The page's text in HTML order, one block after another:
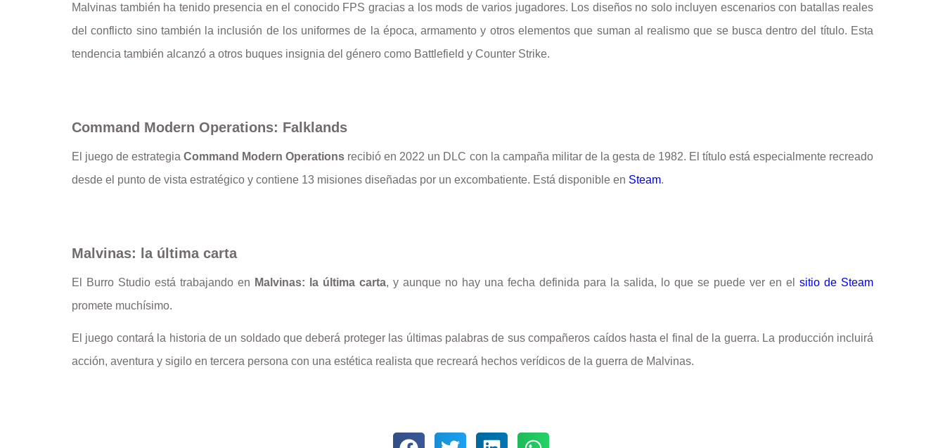
Malvinas también ha tenido presencia en el conocido FPS gracias a los mods de varios jugadores. Los diseños no solo incluyen escenarios con batallas reales
del conflicto sino también la inclusión de los uniformes de la época, armamento y otros elementos que suman al realismo que se busca dentro del título. Esta
tendencia también alcanzó a otros buques insignia del género como Battlefield y Counter Strike.
Command Modern Operations: Falklands
El juego de estrategiaCommand Modern Operations recibió en 2022 un DLC con la campaña militar de la gesta de 1982. El título está especialmente recreado
desde el punto de vista estratégico y contiene 13 misiones diseñadas por un excombatiente. Está disponible en Steam.
Malvinas: la última carta
El Burro Studio está trabajando en Malvinas: la última carta, y aunque no hay una fecha definida para la salida, lo que se puede ver en el sitio de Steam
promete muchísimo.
El juego contará la historia de un soldado que deberá proteger las últimas palabras de sus compañeros caídos hasta el final de la guerra. La producción incluirá
acción, aventura y sigilo en tercera persona con una estética realista que recreará hechos verídicos de la guerra de Malvinas.